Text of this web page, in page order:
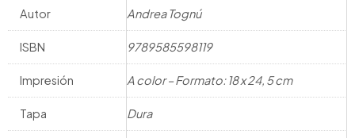
Autor Andrea Tognú
ISBN 9789585598119
Impresión A color – Formato: 18 x 24, 5 cm
Tapa Dura